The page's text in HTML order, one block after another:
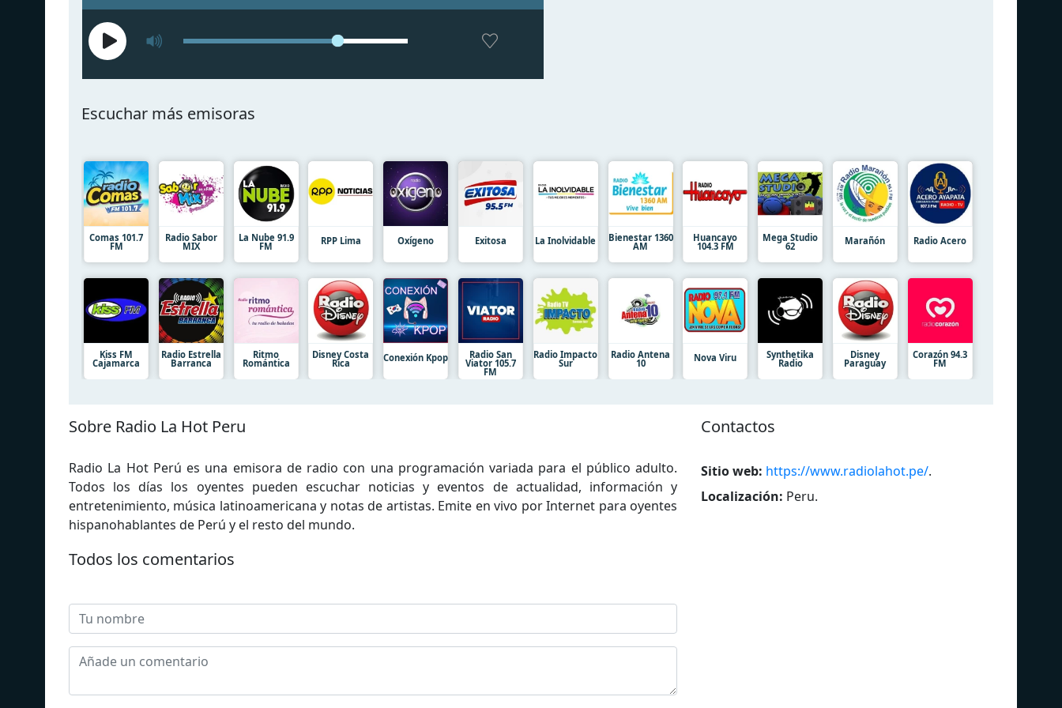
Escuchar más emisoras
Comas 101.7
FM
Radio Sabor
MIX
La Nube 91.9
FM RPP Lima Oxígeno Exitosa La Inolvidable Bienestar 1360
AM
Huancayo
104.3 FM
Mega Studio
62 Marañón Radio Acero
Kiss FM
Cajamarca
Radio Estrella
Barranca
Ritmo
Romántica
Disney Costa
Rica Conexión Kpop Radio San
Viator 105.7
FM
Radio Impacto
Sur
Radio Antena
10 Nova Viru Synthetika
Radio
Disney
Paraguay
Corazón 94.3
FM
Sobre Radio La Hot Peru
Radio La Hot Perú es una emisora de radio con una programación variada para el público adulto.
Todos los días los oyentes pueden escuchar noticias y eventos de actualidad, información y
entretenimiento, música latinoamericana y notas de artistas. Emite en vivo por Internet para oyentes
hispanohablantes de Perú y el resto del mundo.
Contactos
Sitio web: https://www.radiolahot.pe/.
Localización: Peru.
Todos los comentarios